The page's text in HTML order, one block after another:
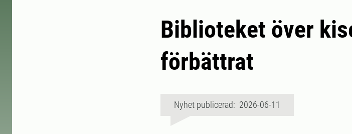
Biblioteket över
förbättrat
Nyhet publicerad: 2026-06-11